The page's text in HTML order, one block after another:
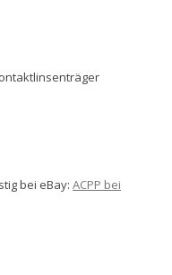
bei eBay: ACPP bei